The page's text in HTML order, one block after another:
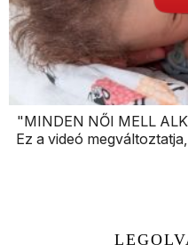
"MINDEN NŐI MELL
Ez a videó